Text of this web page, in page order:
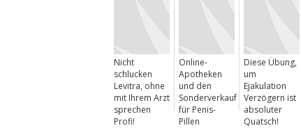
Nicht
schlucken
Levitra, ohne
mit Ihrem Arzt
sprechen
Profi!
Online-
Apotheken
und den
Sonderverkauf
für Penis-
Pillen
Diese Übung,
um
Ejakulation
Verzögern ist
absoluter
Quatsch!